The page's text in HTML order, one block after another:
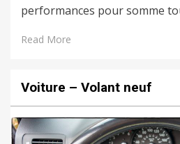
performances pour somme
Read More
Voiture – Volant neuf